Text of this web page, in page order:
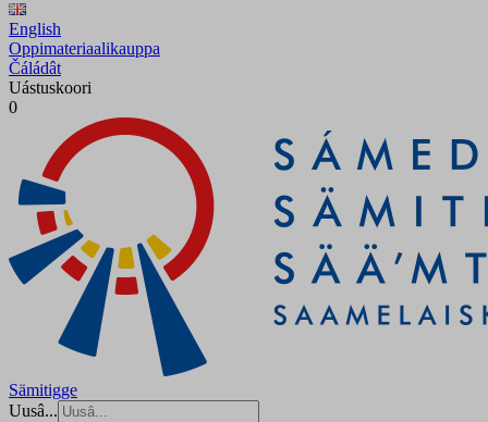
English
Oppimateriaalikauppa
Čáládât
Uástuskoori
0
Sämitigge
Uusâ...